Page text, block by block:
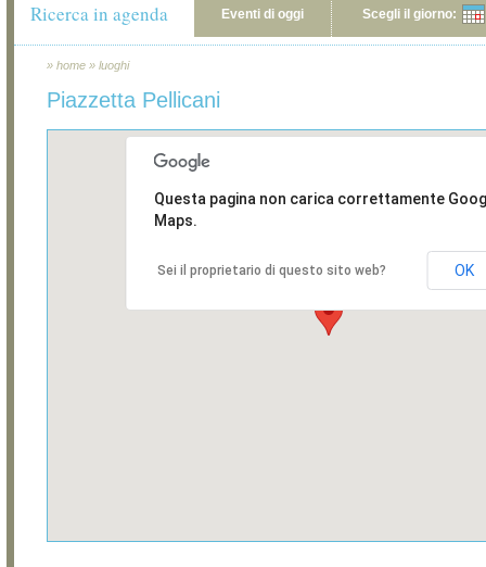
Ricerca in agenda Eventi di oggi Scegli il giorno:
» home » luoghi
Piazzetta Pellicani
Questa pagina non carica correttamente
Maps.
Sei il proprietario di questo sito web? OK